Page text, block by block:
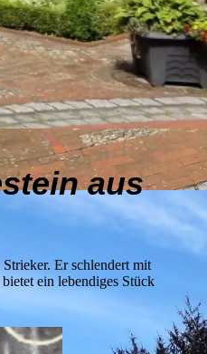
aus
Er schlendert mit
ein lebendiges Stück